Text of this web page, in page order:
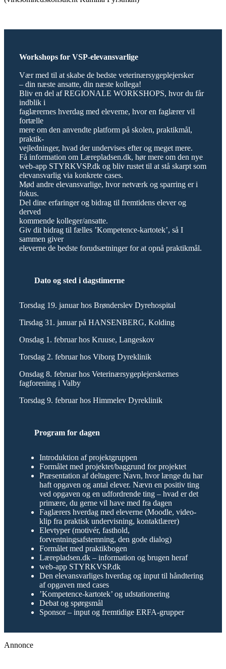
Workshops for VSP-elevansvarlige
Vær med til at skabe de bedste veterinærsygeplejersker
– din næste ansatte, din næste kollega!
Bliv en del af REGIONALE WORKSHOPS, hvor du får
indblik i
faglærernes hverdag med eleverne, hvor en faglærer vil
fortælle
mere om den anvendte platform på skolen, praktikmål,
praktik-
vejledninger, hvad der undervises efter og meget mere.
Få information om Lærepladsen.dk, hør mere om den nye
web-app STYRKVSP.dk og bliv rustet til at stå skarpt som
elevansvarlig via konkrete cases.
Mød andre elevansvarlige, hvor netværk og sparring er i
fokus.
Del dine erfaringer og bidrag til fremtidens elever og
derved
kommende kolleger/ansatte.
Giv dit bidrag til fælles ’Kompetence-kartotek’, så I
sammen giver
eleverne de bedste forudsætninger for at opnå praktikmål.
Dato og sted i dagstimerne
Torsdag 19. januar hos Brønderslev Dyrehospital
Tirsdag 31. januar på HANSENBERG, Kolding
Onsdag 1. februar hos Kruuse, Langeskov
Torsdag 2. februar hos Viborg Dyreklinik
Onsdag 8. februar hos Veterinærsygeplejerskernes
fagforening i Valby
Torsdag 9. februar hos Himmelev Dyreklinik
Program for dagen
Introduktion af projektgruppen
Formålet med projektet/baggrund for projektet
Præsentation af deltagere: Navn, hvor længe du har
haft opgaven og antal elever. Nævn en positiv ting
ved opgaven og en udfordrende ting – hvad er det
primære, du gerne vil have med fra dagen
Faglærers hverdag med eleverne (Moodle, video-
klip fra praktisk undervisning, kontaktlærer)
Elevtyper (motivér, fasthold,
forventningsafstemning, den gode dialog)
Formålet med praktikbogen
Lærepladsen.dk – information og brugen heraf
web-app STYRKVSP.dk
Den elevansvarliges hverdag og input til håndtering
af opgaven med cases
’Kompetence-kartotek’ og udstationering
Debat og spørgsmål
Sponsor – input og fremtidige ERFA-grupper
Annonce